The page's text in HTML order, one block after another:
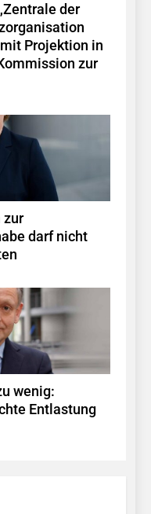
der
Projektion in
zur
zur
darf nicht
wenig:
Entlastung